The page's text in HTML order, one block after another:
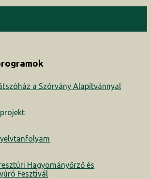
a Szórvány Alapítvánnyal
Hagyományőrző és
Fesztivál